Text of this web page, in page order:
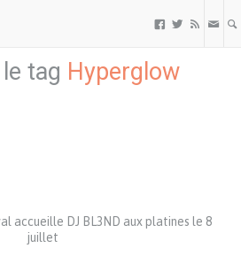
  
tag Hyperglow
accueille DJ BL3ND aux platines le 8
juillet